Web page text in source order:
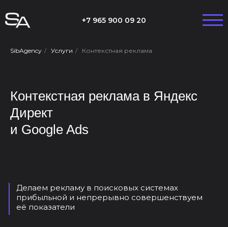
+7 965 900 09 20
SibAgency / Услуги / Контекстная реклама
Делаем рекламу в поисковых системах
прибыльной и непрерывно совершенствуем
её показатели
Контекстная реклама в Яндекс
Директ
и Google Ads